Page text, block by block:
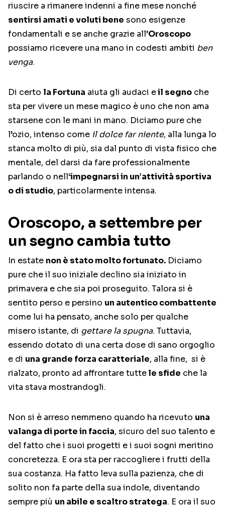
riuscire a rimanere indenni a fine mese nonché
sentirsi amati e voluti bene sono esigenze
fondamentali e se anche grazie all’Oroscopo
possiamo ricevere una mano in codesti ambiti ben
venga.
Di certo la Fortuna aiuta gli audaci eil segno che
sta per vivere un mese magico è uno che non ama
starsene con le mani in mano. Diciamo pure che
l’ozio, intenso come il dolce far niente, alla lunga lo
stanca molto di più, sia dal punto di vista fisico che
mentale, del darsi da fare professionalmente
parlando o nell‘impegnarsi in un’attività sportiva
o di studio, particolarmente intensa.
Oroscopo, a settembre per
un segno cambia tutto
In estate non è stato molto fortunato. Diciamo
pure che il suo iniziale declino sia iniziato in
primavera e che sia poi proseguito. Talora si è
sentito perso e persino un autentico combattente
come lui ha pensato, anche solo per qualche
misero istante, di gettare la spugna. Tuttavia,
essendo dotato di una certa dose di sano orgoglio
e di una grande forza caratteriale, alla fine, si è
rialzato, pronto ad affrontare tuttele sfide che la
vita stava mostrandogli.
Non si è arreso nemmeno quando ha ricevuto una
valanga di porte in faccia, sicuro del suo talento e
del fatto che i suoi progetti e i suoi sogni meritino
concretezza. E ora sta per raccogliere i frutti della
sua costanza. Ha fatto leva sulla pazienza, che di
solito non fa parte della sua indole, diventando
sempre più un abile e scaltro stratega. E ora il suo